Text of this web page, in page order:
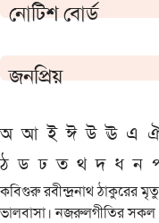
নোটিশ বোর্ড
জনপ্রিয়
অ আ ই ঈ উ ঊ এ ঐ
ঠ ড ঢ ত থ দ ধ ন
কবিগুরু রবীন্দ্রনাথ ঠাকুরের
ভালবাসা। নজরুলগীতির সকল